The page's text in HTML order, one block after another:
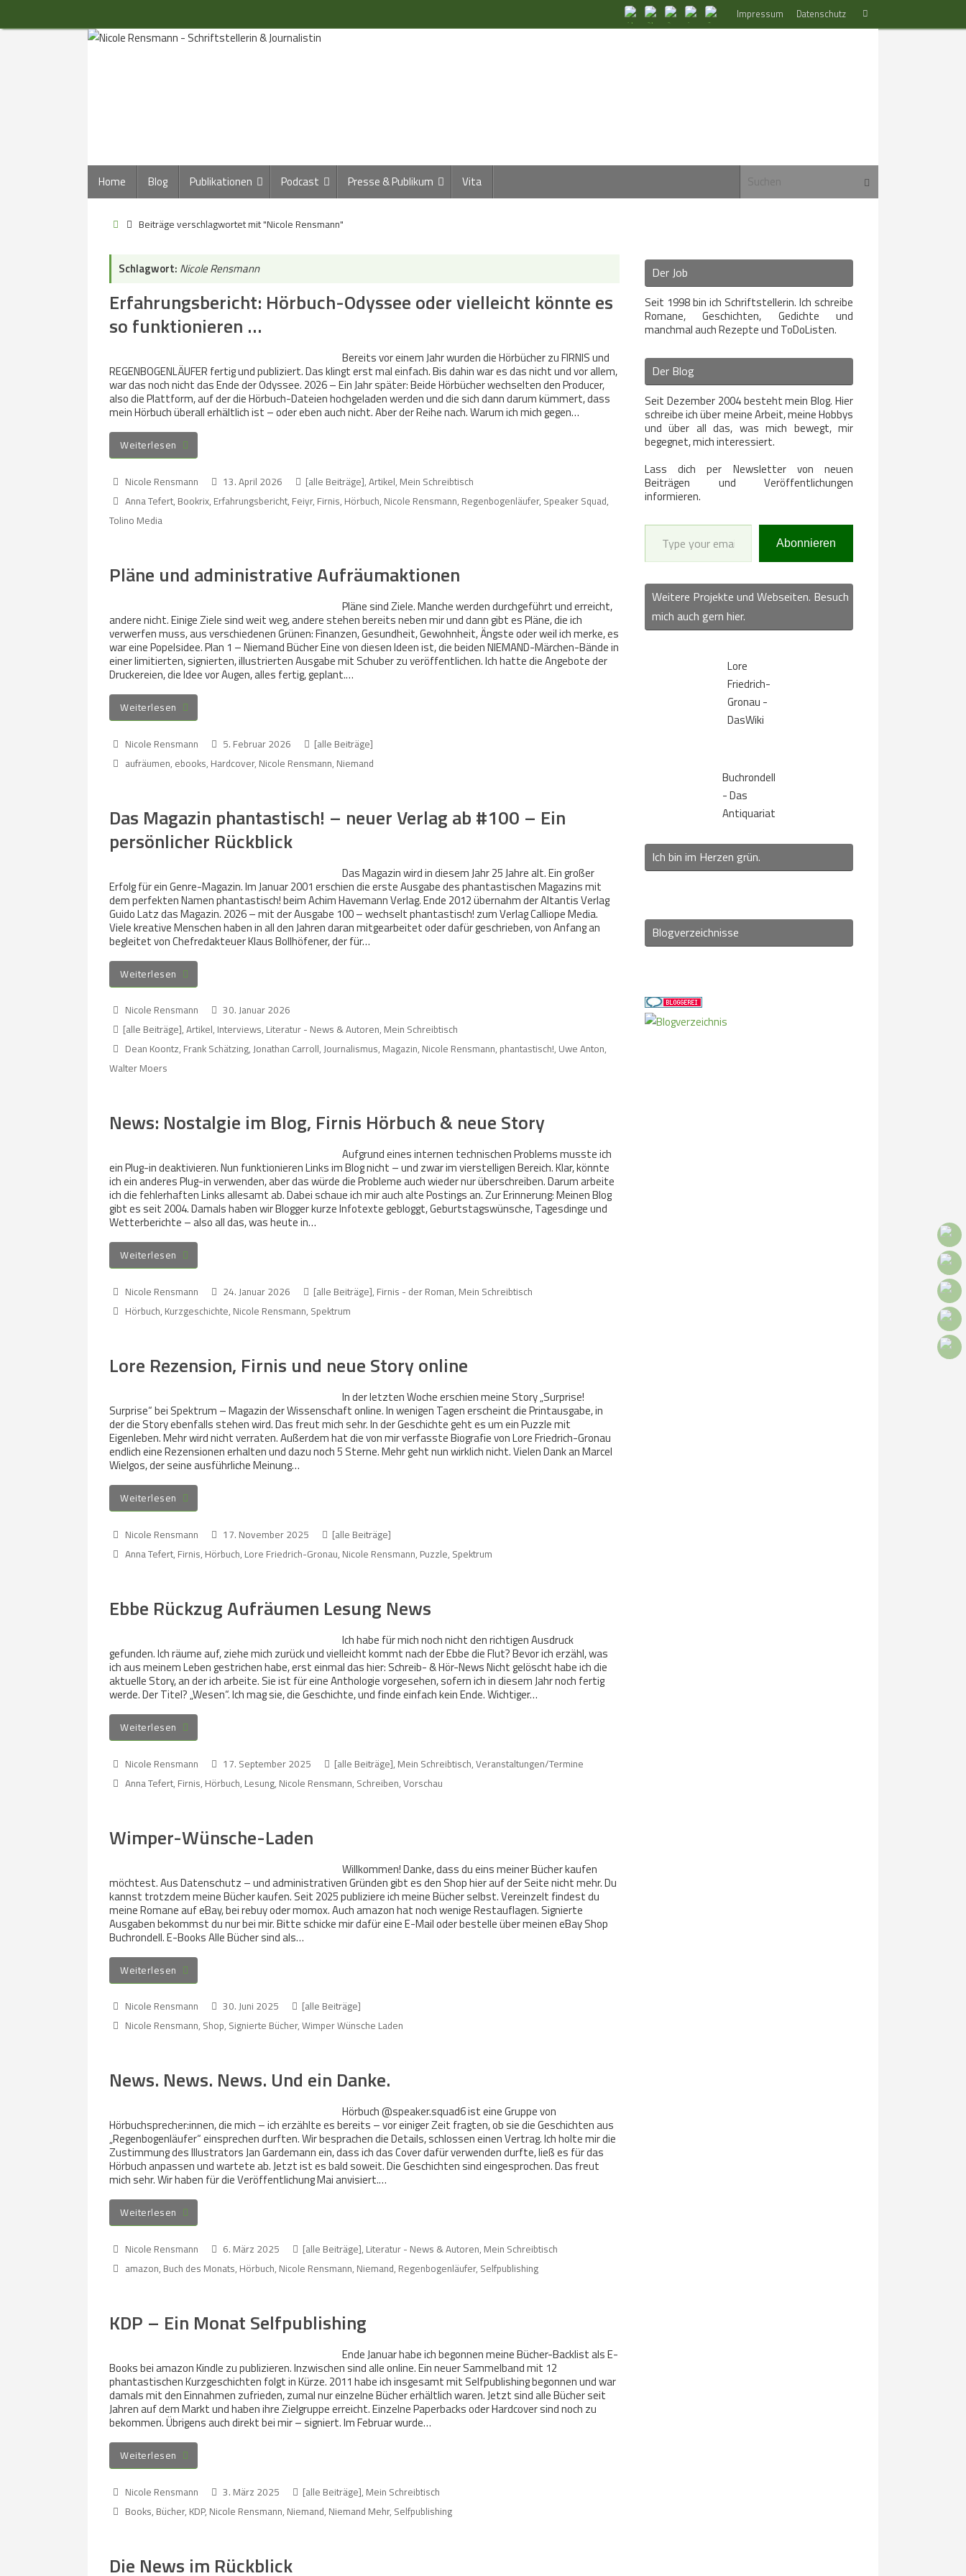
Inhalt
Impressum Datenschutz
nach:
Suchen
Inhalt
springen
Home Blog Publikationen Podcast Presse & Publikum Vita Suchen
StartBeiträge verschlagwortet mit "Nicole Rensmann"
Schlagwort: Nicole Rensmann
Erfahrungsbericht: Hörbuch-Odyssee oder vielleicht könnte es
so funktionieren …
Bereits vor einem Jahr wurden die Hörbücher zu FIRNIS und
REGENBOGENLÄUFER fertig und publiziert. Das klingt erst mal einfach. Bis dahin war es das nicht und vor allem,
war das noch nicht das Ende der Odyssee. 2026 – Ein Jahr später: Beide Hörbücher wechselten den Producer,
also die Plattform, auf der die Hörbuch-Dateien hochgeladen werden und die sich dann darum kümmert, dass
mein Hörbuch überall erhältlich ist – oder eben auch nicht. Aber der Reihe nach. Warum ich mich gegen…
Weiterlesen
Nicole Rensmann 13. April 2026 [alle Beiträge], Artikel, Mein Schreibtisch
Anna Tefert, Bookrix, Erfahrungsbericht, Feiyr, Firnis, Hörbuch, Nicole Rensmann, Regenbogenläufer, Speaker Squad,
Tolino Media
Pläne und administrative Aufräumaktionen
Pläne sind Ziele. Manche werden durchgeführt und erreicht,
andere nicht. Einige Ziele sind weit weg, andere stehen bereits neben mir und dann gibt es Pläne, die ich
verwerfen muss, aus verschiedenen Grünen: Finanzen, Gesundheit, Gewohnheit, Ängste oder weil ich merke, es
war eine Popelsidee. Plan 1 – Niemand Bücher Eine von diesen Ideen ist, die beiden NIEMAND-Märchen-Bände in
einer limitierten, signierten, illustrierten Ausgabe mit Schuber zu veröffentlichen. Ich hatte die Angebote der
Druckereien, die Idee vor Augen, alles fertig, geplant.…
Weiterlesen
Nicole Rensmann 5. Februar 2026
[alle Beiträge]
aufräumen, ebooks, Hardcover, Nicole Rensmann, Niemand
Das Magazin phantastisch! – neuer Verlag ab #100 – Ein
persönlicher Rückblick
Das Magazin wird in diesem Jahr 25 Jahre alt. Ein großer
Erfolg für ein Genre-Magazin. Im Januar 2001 erschien die erste Ausgabe des phantastischen Magazins mit
dem perfekten Namen phantastisch! beim Achim Havemann Verlag. Ende 2012 übernahm der Altantis Verlag
Guido Latz das Magazin. 2026 – mit der Ausgabe 100 – wechselt phantastisch! zum Verlag Calliope Media.
Viele kreative Menschen haben in all den Jahren daran mitgearbeitet oder dafür geschrieben, von Anfang an
begleitet von Chefredakteuer Klaus Bollhöfener, der für…
Weiterlesen
Nicole Rensmann
30. Januar 2026
[alle Beiträge],Artikel, Interviews, Literatur - News & Autoren, Mein Schreibtisch
Dean Koontz, Frank Schätzing,Jonathan Carroll,Journalismus, Magazin, Nicole Rensmann, phantastisch!, Uwe Anton,
Walter Moers
News: Nostalgie im Blog, Firnis Hörbuch & neue Story
Aufgrund eines internen technischen Problems musste ich
ein Plug-in deaktivieren. Nun funktionieren Links im Blog nicht – und zwar im vierstelligen Bereich. Klar, könnte
ich ein anderes Plug-in verwenden, aber das würde die Probleme auch wieder nur überschreiben. Darum arbeite
ich die fehlerhaften Links allesamt ab. Dabei schaue ich mir auch alte Postings an. Zur Erinnerung: Meinen Blog
gibt es seit 2004. Damals haben wir Blogger kurze Infotexte gebloggt, Geburtstagswünsche, Tagesdinge und
Wetterberichte – also all das, was heute in…
Weiterlesen
Nicole Rensmann 24. Januar 2026 [alle Beiträge], Firnis - der Roman, Mein Schreibtisch
Hörbuch, Kurzgeschichte, Nicole Rensmann, Spektrum
Lore Rezension, Firnis und neue Story online
In der letzten Woche erschien meine Story „Surprise!
Surprise“ bei Spektrum – Magazin der Wissenschaft online. In wenigen Tagen erscheint die Printausgabe, in
der die Story ebenfalls stehen wird. Das freut mich sehr. In der Geschichte geht es um ein Puzzle mit
Eigenleben. Mehr wird nicht verraten. Außerdem hat die von mir verfasste Biografie von Lore Friedrich-Gronau
endlich eine Rezensionen erhalten und dazu noch 5 Sterne. Mehr geht nun wirklich nicht. Vielen Dank an Marcel
Wielgos, der seine ausführliche Meinung…
Weiterlesen
Nicole Rensmann 17. November 2025
[alle Beiträge]
Anna Tefert, Firnis, Hörbuch, Lore Friedrich-Gronau, Nicole Rensmann, Puzzle, Spektrum
Ebbe Rückzug Aufräumen Lesung News
Ich habe für mich noch nicht den richtigen Ausdruck
gefunden. Ich räume auf, ziehe mich zurück und vielleicht kommt nach der Ebbe die Flut? Bevor ich erzähl, was
ich aus meinem Leben gestrichen habe, erst einmal das hier: Schreib- & Hör-News Nicht gelöscht habe ich die
aktuelle Story, an der ich arbeite. Sie ist für eine Anthologie vorgesehen, sofern ich in diesem Jahr noch fertig
werde. Der Titel? „Wesen“. Ich mag sie, die Geschichte, und finde einfach kein Ende. Wichtiger…
Weiterlesen
Nicole Rensmann 17. September 2025 [alle Beiträge], Mein Schreibtisch, Veranstaltungen/Termine
Anna Tefert, Firnis, Hörbuch, Lesung, Nicole Rensmann, Schreiben,Vorschau
Wimper-Wünsche-Laden
Willkommen! Danke, dass du eins meiner Bücher kaufen
möchtest. Aus Datenschutz – und administrativen Gründen gibt es den Shop hier auf der Seite nicht mehr. Du
kannst trotzdem meine Bücher kaufen. Seit 2025 publiziere ich meine Bücher selbst. Vereinzelt findest du
meine Romane auf eBay, bei rebuy oder momox. Auch amazon hat noch wenige Restauflagen. Signierte
Ausgaben bekommst du nur bei mir. Bitte schicke mir dafür eine E-Mail oder bestelle über meinen eBay Shop
Buchrondell. E-Books Alle Bücher sind als…
Weiterlesen
Nicole Rensmann 30. Juni 2025
[alle Beiträge]
Nicole Rensmann, Shop, Signierte Bücher,Wimper Wünsche Laden
News. News. News. Und ein Danke.
Hörbuch @speaker.squad6 ist eine Gruppe von
Hörbuchsprecher:innen, die mich – ich erzählte es bereits – vor einiger Zeit fragten, ob sie die Geschichten aus
„Regenbogenläufer“ einsprechen durften. Wir besprachen die Details, schlossen einen Vertrag. Ich holte mir die
Zustimmung des Illustrators Jan Gardemann ein, dass ich das Cover dafür verwenden durfte, ließ es für das
Hörbuch anpassen und wartete ab. Jetzt ist es bald soweit. Die Geschichten sind eingesprochen. Das freut
mich sehr. Wir haben für die Veröffentlichung Mai anvisiert.…
Weiterlesen
Nicole Rensmann 6. März 2025 [alle Beiträge], Literatur - News & Autoren, Mein Schreibtisch
amazon, Buch des Monats, Hörbuch, Nicole Rensmann, Niemand, Regenbogenläufer, Selfpublishing
KDP – Ein Monat Selfpublishing
Ende Januar habe ich begonnen meine Bücher-Backlist als E-
Books bei amazon Kindle zu publizieren. Inzwischen sind alle online. Ein neuer Sammelband mit 12
phantastischen Kurzgeschichten folgt in Kürze. 2011 habe ich insgesamt mit Selfpublishing begonnen und war
damals mit den Einnahmen zufrieden, zumal nur einzelne Bücher erhältlich waren. Jetzt sind alle Bücher seit
Jahren auf dem Markt und haben ihre Zielgruppe erreicht. Einzelne Paperbacks oder Hardcover sind noch zu
bekommen. Übrigens auch direkt bei mir – signiert. Im Februar wurde…
Weiterlesen
Nicole Rensmann 3. März 2025 [alle Beiträge], Mein Schreibtisch
Books, Bücher, KDP, Nicole Rensmann, Niemand, Niemand Mehr, Selfpublishing
Die News im Rückblick
Der Job
Seit 1998 bin ich Schriftstellerin. Ich schreibe
Romane, Geschichten, Gedichte und
manchmal auch Rezepte und ToDoListen.
Der Blog
Seit Dezember 2004 besteht mein Blog. Hier
schreibe ich über meine Arbeit, meine Hobbys
und über all das, was mich bewegt, mir
begegnet, mich interessiert.
Lass dich per Newsletter von neuen
Beiträgen und Veröffentlichungen
informieren.
Type your email…
Abonnieren
Weitere Projekte und Webseiten. Besuch
mich auch gern hier.
Lore
Friedrich-
Gronau -
DasWiki
Buchrondell
- Das
Antiquariat
Ich bin im Herzen grün.
Blogverzeichnisse